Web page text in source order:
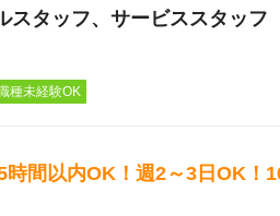
スタッフ、サービススタッフ
種未経験OK
時間以内OK！週2～3日OK！